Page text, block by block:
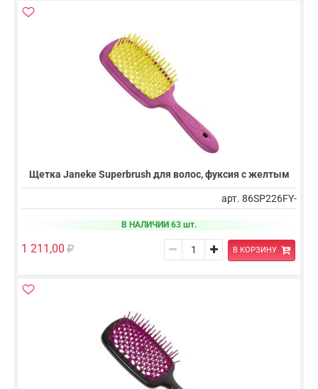
Щетка Janeke Superbrush для волос, фуксия с желтым
арт. 86SP226FY-
В НАЛИЧИИ 63 шт.
1 211,00 В КОРЗИНУ